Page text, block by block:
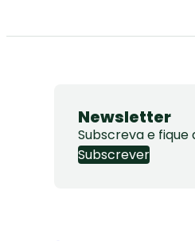
Newsletter
Subscreva e fique
Subscrever